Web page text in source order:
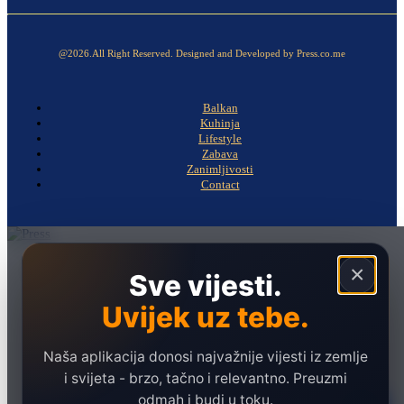
@2026.All Right Reserved. Designed and Developed by Press.co.me
Balkan
Kuhinja
Lifestyle
Zabava
Zanimljivosti
Contact
×
Sve vijesti.
Uvijek uz tebe.
Naša aplikacija donosi najvažnije vijesti iz zemlje
i svijeta - brzo, tačno i relevantno. Preuzmi
odmah i budi u toku.
Ekonomija